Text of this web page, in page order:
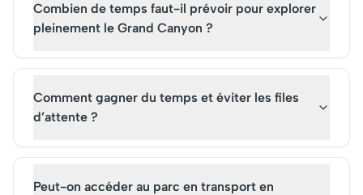
Combien de temps faut-il prévoir pour explorer
pleinement le Grand Canyon ?
Comment gagner du temps et éviter les files
d’attente ?
Peut-on accéder au parc en transport en